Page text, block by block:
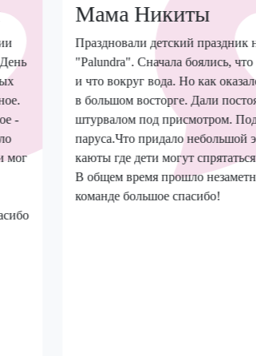
-
мог
Мама Никиты
Праздновали детский праздник
"Palundra". Сначала боялись, что
и что вокруг вода. Но как
в большом восторге. Дали
штурвалом под присмотром.
паруса.Что придало небольшой
каюты где дети могут
В общем время прошло
команде большое спасибо!